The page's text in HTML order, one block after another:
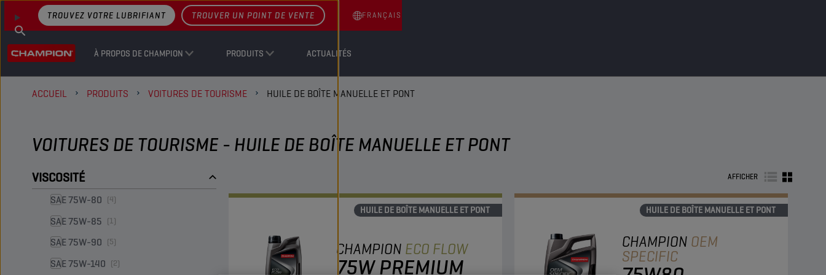
À PROPOS DE CHAMPION PRODUITS ACTUALITÉS
TROUVEZ VOTRE LUBRIFIANT TROUVER UN POINT DE VENTE FRANÇAIS
ACCUEIL PRODUITS VOITURES DE TOURISME HUILE DE BOÎTE MANUELLE ET PONT
VOITURES DE TOURISME - HUILE DE BOÎTE MANUELLE ET PONT
VISCOSITÉ
SAE 75W-80 (4)
SAE 75W-85 (1)
SAE 75W-90 (5)
SAE 75W-140 (2)
AFFICHER
HUILE DE BOÎTE MANUELLE ET PONT
CHAMPION ECO FLOW
75W PREMIUM
HUILE DE BOÎTE MANUELLE ET PONT
CHAMPION OEM
SPECIFIC